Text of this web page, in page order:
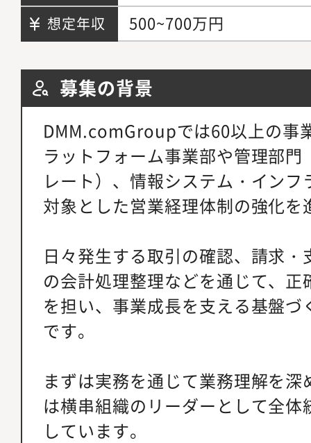
想定年収 500~700万円
募集の背景
DMM.comGroupでは60以上の事
ラットフォーム事業部や管理部
レート）、情報システム・イン
対象とした営業経理体制の強化を
日々発生する取引の確認、請求
の会計処理整理などを通じて、
を担い、事業成長を支える基盤
です。
まずは実務を通じて業務理解を
は横串組織のリーダーとして全
しています。